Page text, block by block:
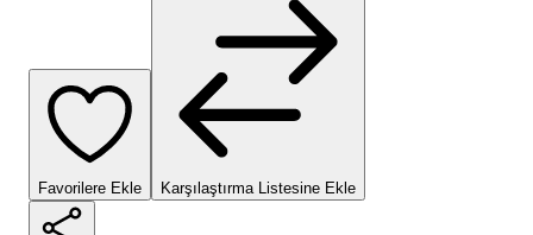
Favorilere Ekle Karşılaştırma Listesine Ekle